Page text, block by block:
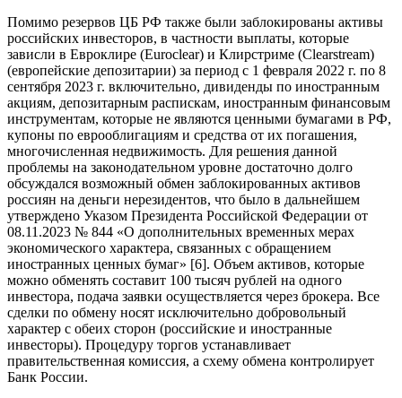
Помимо резервов ЦБ РФ также были заблокированы активы
российских инвесторов, в частности выплаты, которые
зависли в Евроклире (Euroclear) и Клирстриме (Clearstream)
(европейские депозитарии) за период с 1 февраля 2022 г. по 8
сентября 2023 г. включительно, дивиденды по иностранным
акциям, депозитарным распискам, иностранным финансовым
инструментам, которые не являются ценными бумагами в РФ,
купоны по еврооблигациям и средства от их погашения,
многочисленная недвижимость. Для решения данной
проблемы на законодательном уровне достаточно долго
обсуждался возможный обмен заблокированных активов
россиян на деньги нерезидентов, что было в дальнейшем
утверждено Указом Президента Российской Федерации от
08.11.2023 № 844 «О дополнительных временных мерах
экономического характера, связанных с обращением
иностранных ценных бумаг» [6]. Объем активов, которые
можно обменять составит 100 тысяч рублей на одного
инвестора, подача заявки осуществляется через брокера. Все
сделки по обмену носят исключительно добровольный
характер с обеих сторон (российские и иностранные
инвесторы). Процедуру торгов устанавливает
правительственная комиссия, а схему обмена контролирует
Банк России.